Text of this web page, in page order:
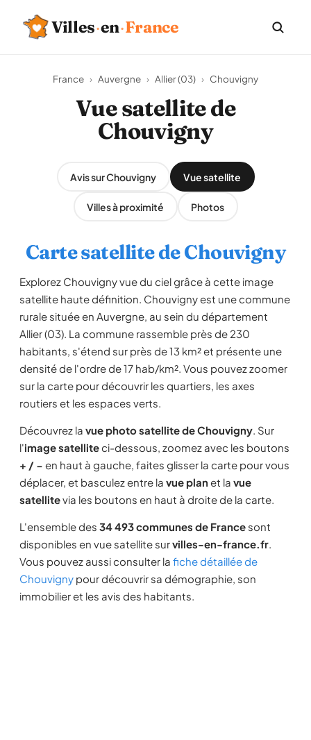
Villes·en·France
France › Auvergne › Allier (03) › Chouvigny
Vue satellite de
Chouvigny
Avis sur Chouvigny Vue satellite
Villes à proximité Photos
Carte satellite de Chouvigny
Explorez Chouvigny vue du ciel grâce à cette image
satellite haute définition. Chouvigny est une commune
rurale située en Auvergne, au sein du département
Allier (03). La commune rassemble près de 230
habitants, s'étend sur près de 13 km² et présente une
densité de l'ordre de 17 hab/km². Vous pouvez zoomer
sur la carte pour découvrir les quartiers, les axes
routiers et les espaces verts.
Découvrez la vue photo satellite de Chouvigny. Sur
l'image satelliteci-dessous, zoomez avec les boutons
+ / − en haut à gauche, faites glisser la carte pour vous
déplacer, et basculez entre la vue planet la vue
satellitevia les boutons en haut à droite de la carte.
L'ensemble des 34 493 communes de France sont
disponibles en vue satellite survilles-en-france.fr.
Vous pouvez aussi consulter la fiche détaillée de
Chouvigny pour découvrir sa démographie, son
immobilier et les avis des habitants.